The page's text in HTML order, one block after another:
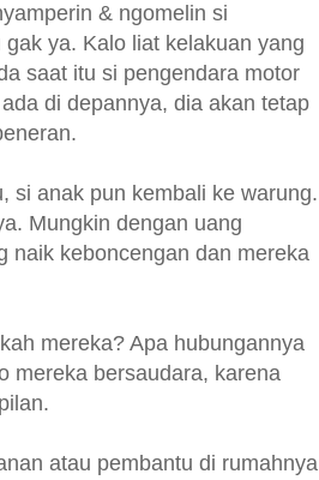
& ngomelin si
ya. Kalo liat kelakuan yang
saat itu si pengendara motor
di depannya, dia akan tetap
si anak pun kembali ke warung.
Mungkin dengan uang
naik keboncengan dan mereka
mereka? Apa hubungannya
mereka bersaudara, karena
atau pembantu di rumahnya